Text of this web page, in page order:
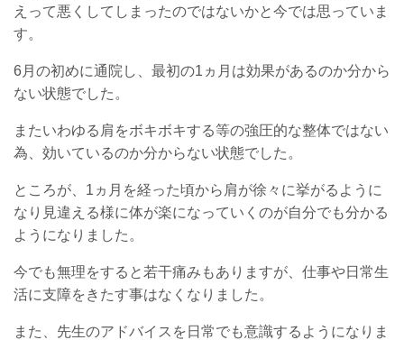
えって悪くしてしまったのではないかと今では思っていま
す。
6月の初めに通院し、最初の1ヵ月は効果があるのか分から
ない状態でした。
またいわゆる肩をボキボキする等の強圧的な整体ではない
為、効いているのか分からない状態でした。
ところが、1ヵ月を経った頃から肩が徐々に挙がるように
なり見違える様に体が楽になっていくのが自分でも分かる
ようになりました。
今でも無理をすると若干痛みもありますが、仕事や日常生
活に支障をきたす事はなくなりました。
また、先生のアドバイスを日常でも意識するようになりま